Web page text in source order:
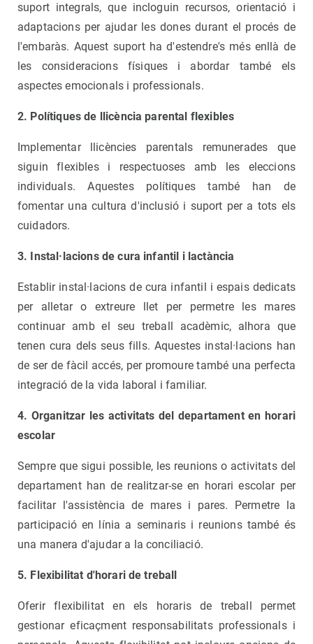
suport integrals, que incloguin recursos, orientació i
adaptacions per ajudar les dones durant el procés de
l'embaràs. Aquest suport ha d'estendre's més enllà de
les consideracions físiques i abordar també els
aspectes emocionals i professionals.
2. Polítiques de llicència parental flexibles
Implementar llicències parentals remunerades que
siguin flexibles i respectuoses amb les eleccions
individuals. Aquestes polítiques també han de
fomentar una cultura d'inclusió i suport per a tots els
cuidadors.
3. Instal·lacions de cura infantil i lactància
Establir instal·lacions de cura infantil i espais dedicats
per alletar o extreure llet per permetre les mares
continuar amb el seu treball acadèmic, alhora que
tenen cura dels seus fills. Aquestes instal·lacions han
de ser de fàcil accés, per promoure també una perfecta
integració de la vida laboral i familiar.
4. Organitzar les activitats del departament en horari
escolar
Sempre que sigui possible, les reunions o activitats del
departament han de realitzar-se en horari escolar per
facilitar l'assistència de mares i pares. Permetre la
participació en línia a seminaris i reunions també és
una manera d'ajudar a la conciliació.
5. Flexibilitat d'horari de treball
Oferir flexibilitat en els horaris de treball permet
gestionar eficaçment responsabilitats professionals i